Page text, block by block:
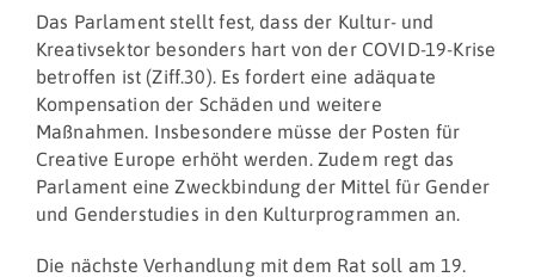
Das Parlament stellt fest, dass der Kultur- und
Kreativsektor besonders hart von der COVID-19-Krise
betroffen ist (Ziff.30). Es fordert eine adäquate
Kompensation der Schäden und weitere
Maßnahmen. Insbesondere müsse der Posten für
Creative Europe erhöht werden. Zudem regt das
Parlament eine Zweckbindung der Mittel für Gender
und Genderstudies in den Kulturprogrammen an.
Die nächste Verhandlung mit dem Rat soll am 19.